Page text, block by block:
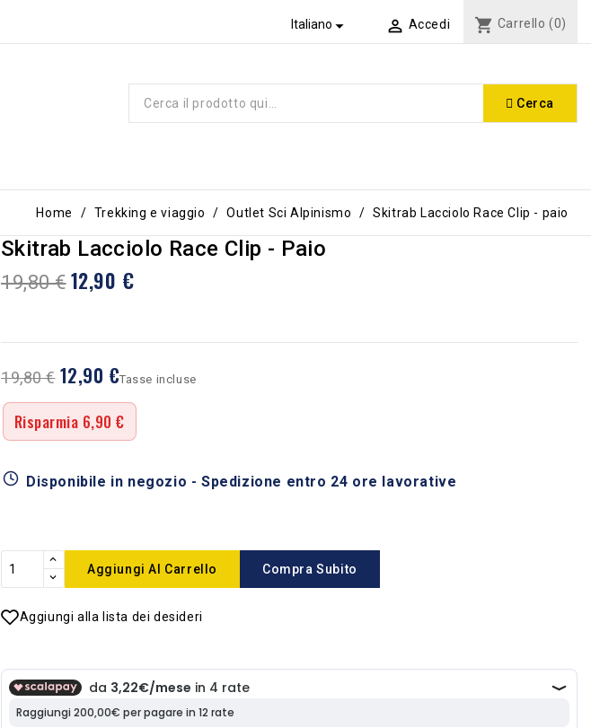
Italiano  Accedi shopping_cart Carrello (0)
Cerca
Home Trekking e viaggio Outlet Sci Alpinismo Skitrab Lacciolo Race Clip - paio
Skitrab Lacciolo Race Clip - Paio
19,80 € 12,90 €
19,80 € 12,90 €
Risparmia 6,90 €
Tasse incluse
Disponibile in negozio - Spedizione entro 24 ore lavorative
Aggiungi Al Carrello Compra Subito
Aggiungi alla lista dei desideri